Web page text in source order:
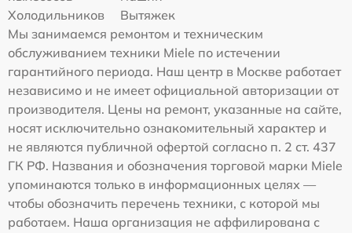
Холодильников
Вытяжек
Мы занимаемся ремонтом и техническим
обслуживанием техники Miele по истечении
гарантийного периода. Наш центр в Москве работает
независимо и не имеет официальной авторизации от
производителя. Цены на ремонт, указанные на сайте,
носят исключительно ознакомительный характер и
не являются публичной офертой согласно п. 2 ст. 437
ГК РФ. Названия и обозначения торговой марки Miele
упоминаются только в информационных целях —
чтобы обозначить перечень техники, с которой мы
работаем. Наша организация не аффилирована с